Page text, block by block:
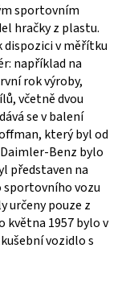
sportovním
hračky z plastu.
dispozici v měřítku
například na
rok výroby,
včetně dvou
se v balení
který byl od
Benz bylo
představen na
sportovního vozu
určeny pouze z
května 1957 bylo v
vozidlo s